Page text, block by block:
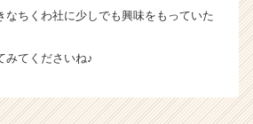
なちくわ社に少しでも興味をもっていた
みてくださいね♪